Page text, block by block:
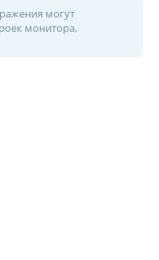
могут
монитора,